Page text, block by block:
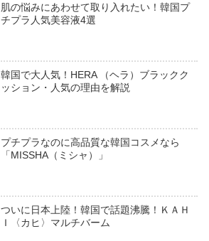
肌の悩みにあわせて取り入れたい！韓国プ
チプラ人気美容液4選
韓国で大人気！HERA （ヘラ）ブラックク
ッション・人気の理由を解説
プチプラなのに高品質な韓国コスメなら
「MISSHA（ミシャ）」
ついに日本上陸！韓国で話題沸騰！ＫＡＨ
Ｉ〈カヒ〉マルチバーム